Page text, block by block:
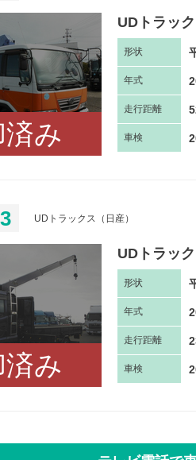
み
UDトラッ
形状
年式
走行距離
車検
UDトラックス（日産）
み
UDトラッ
形状
年式
走行距離
車検